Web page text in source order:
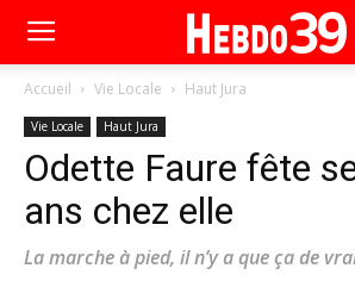
Accueil Vie Locale Haut Jura
Vie Locale Haut Jura
Odette Faure fête
ans chez elle
La marche à pied, il n’y a que ça de